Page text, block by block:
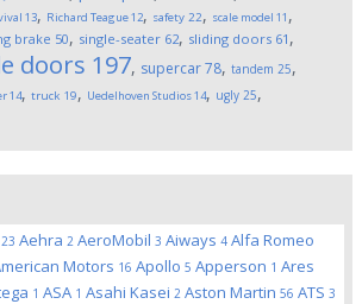
13, Richard Teague12, safety 22, scale model 11 ,
brake 50, single-seater 62, sliding doors 61 ,
doors 197, supercar78, tandem 25,
14, truck 19, Uedelhoven Studios14, ugly 25,
23 Aehra 2 AeroMobil 3 Aiways 4 Alfa Romeo
Motors 16 Apollo 5 Apperson 1 Ares
1 ASA 1 Asahi Kasei 2 Aston Martin 56 ATS 3